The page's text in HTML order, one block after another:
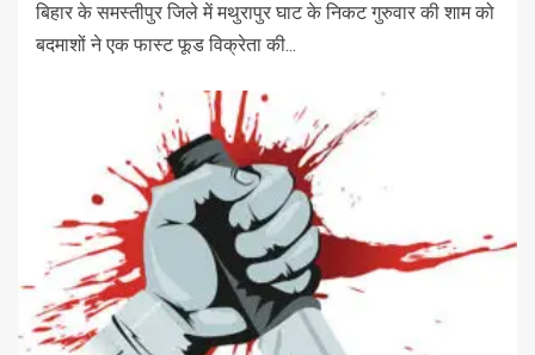
बिहार के समस्तीपुर जिले में मथुरापुर घाट के निकट गुरुवार की शाम को
बदमाशों ने एक फास्ट फूड विक्रेता की...